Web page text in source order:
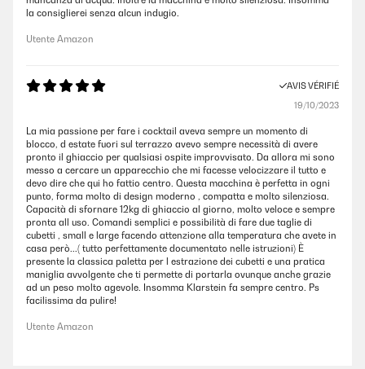
la consiglierei senza alcun indugio.
Utente Amazon
AVIS VÉRIFIÉ
19/10/2023
La mia passione per fare i cocktail aveva sempre un momento di
blocco, d estate fuori sul terrazzo avevo sempre necessità di avere
pronto il ghiaccio per qualsiasi ospite improvvisato. Da allora mi sono
messo a cercare un apparecchio che mi facesse velocizzare il tutto e
devo dire che qui ho fattio centro. Questa macchina è perfetta in ogni
punto, forma molto di design moderno , compatta e molto silenziosa.
Capacità di sfornare 12kg di ghiaccio al giorno, molto veloce e sempre
pronta all uso. Comandi semplici e possibilità di fare due taglie di
cubetti , small e large facendo attenzione alla temperatura che avete in
casa però...( tutto perfettamente documentato nelle istruzioni) È
presente la classica paletta per l estrazione dei cubetti e una pratica
maniglia avvolgente che ti permette di portarla ovunque anche grazie
ad un peso molto agevole. Insomma Klarstein fa sempre centro. Ps
facilissima da pulire!
Utente Amazon